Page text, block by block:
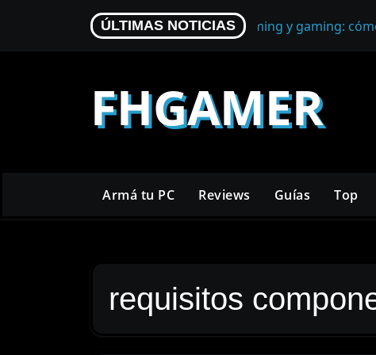
ÚLTIMAS NOTICIAS
Micrófono para streaming y gaming:
FHGAMER
Armá tu PC Reviews Guías Top
requisitos